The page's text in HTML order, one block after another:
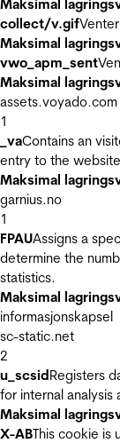
Maksimal
collect/v.gifVenter
Maksimal
vwo_apm_sent
Maksimal
assets.voyado.com
1
_vaContains an
entry to the
Maksimal
garnius.no
1
FPAUAssigns a
determine the
statistics.
Maksimal
informasjonskapsel
sc-static.net
2
u_scsidRegisters
for internal
Maksimal
X-ABThis cookie is